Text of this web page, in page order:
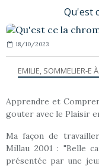
Qu'est
18/10/2023
EMILIE, SOMMELIER-E
Apprendre et
gouter avec le Plaisir
Ma façon de
Millau 2001 : "Belle
présentée par une